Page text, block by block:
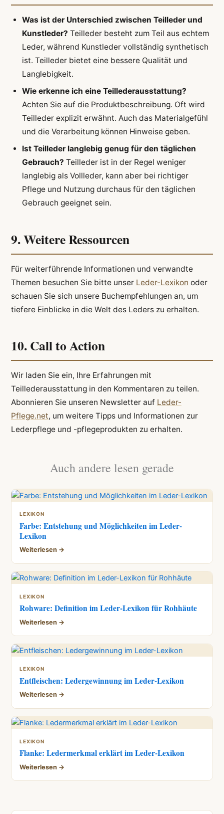
Was ist der Unterschied zwischen Teilleder und
Kunstleder? Teilleder besteht zum Teil aus echtem
Leder, während Kunstleder vollständig synthetisch
ist. Teilleder bietet eine bessere Qualität und
Langlebigkeit.
Wie erkenne ich eine Teillederausstattung?
Achten Sie auf die Produktbeschreibung. Oft wird
Teilleder explizit erwähnt. Auch das Materialgefühl
und die Verarbeitung können Hinweise geben.
Ist Teilleder langlebig genug für den täglichen
Gebrauch? Teilleder ist in der Regel weniger
langlebig als Vollleder, kann aber bei richtiger
Pflege und Nutzung durchaus für den täglichen
Gebrauch geeignet sein.
9. Weitere Ressourcen
Für weiterführende Informationen und verwandte
Themen besuchen Sie bitte unser Leder-Lexikon oder
schauen Sie sich unsere Buchempfehlungen an, um
tiefere Einblicke in die Welt des Leders zu erhalten.
10. Call to Action
Wir laden Sie ein, Ihre Erfahrungen mit
Teillederausstattung in den Kommentaren zu teilen.
Abonnieren Sie unseren Newsletter auf Leder-
Pflege.net, um weitere Tipps und Informationen zur
Lederpflege und -pflegeprodukten zu erhalten.
Auch andere lesen gerade
LEXIKON
Farbe: Entstehung und Möglichkeiten im Leder-
Lexikon
Weiterlesen →
LEXIKON
Rohware: Definition im Leder-Lexikon für Rohhäute
Weiterlesen →
LEXIKON
Entfleischen: Ledergewinnung im Leder-Lexikon
Weiterlesen →
LEXIKON
Flanke: Ledermerkmal erklärt im Leder-Lexikon
Weiterlesen →